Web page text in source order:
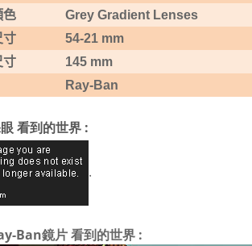
色
Grey Gradient Lenses
寸
54-21 mm
寸
145 mm
Ray-Ban
看到的世界 :
.
Ban鏡片 看到的世界 :